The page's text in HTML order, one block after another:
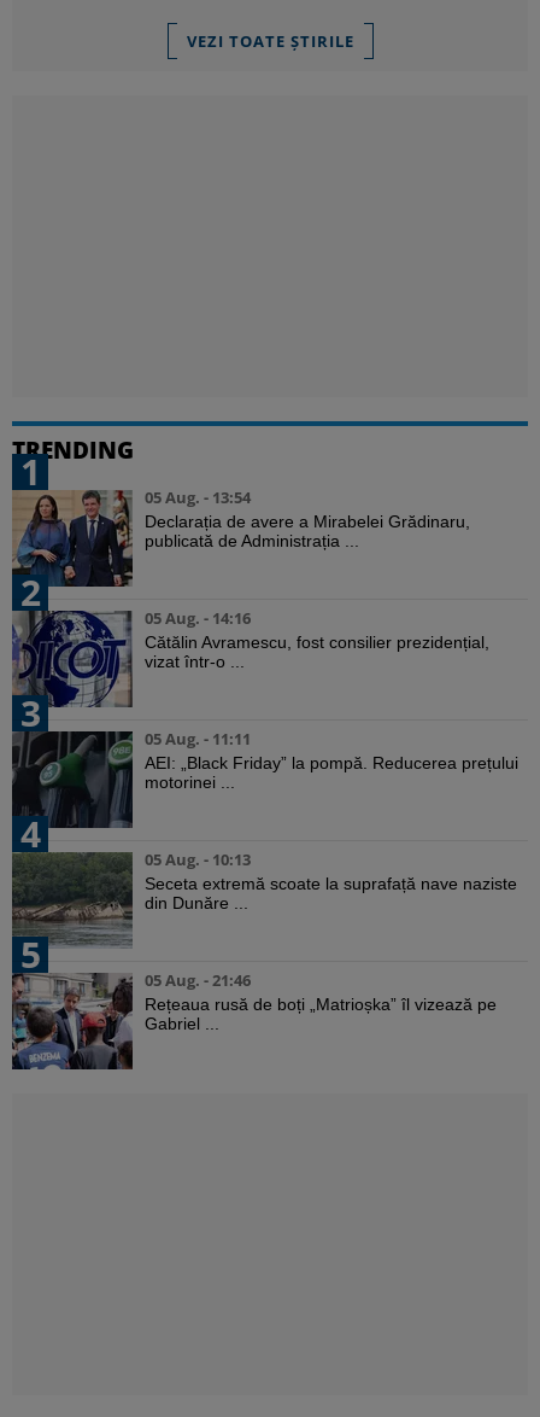
VEZI TOATE ȘTIRILE
TRENDING
1
05 Aug. - 13:54
Declarația de avere a Mirabelei Grădinaru,
publicată de Administrația ...
2
05 Aug. - 14:16
Cătălin Avramescu, fost consilier prezidențial,
vizat într-o ...
3
05 Aug. - 11:11
AEI: „Black Friday” la pompă. Reducerea prețului
motorinei ...
4
05 Aug. - 10:13
Seceta extremă scoate la suprafață nave naziste
din Dunăre ...
5
05 Aug. - 21:46
Rețeaua rusă de boți „Matrioșka” îl vizează pe
Gabriel ...